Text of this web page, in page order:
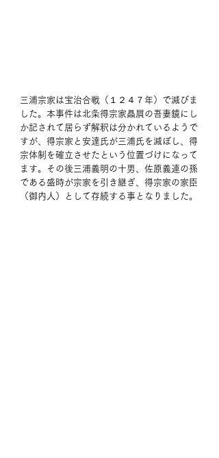
三浦宗家は宝治合戦（１２４７年）で滅びま
した。本事件は北条得宗家贔屓の吾妻鏡にし
か記されて居らず解釈は分かれているようで
すが、得宗家と安達氏が三浦氏を滅ぼし、得
宗体制を確立させたという位置づけになって
ます。その後三浦義明の十男、佐原義連の孫
である盛時が宗家を引き継ぎ、得宗家の家臣
（御内人）として存続する事となりました。